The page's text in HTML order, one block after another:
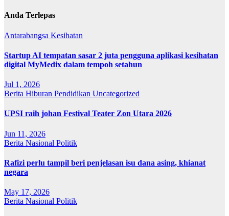
Anda Terlepas
Antarabangsa Kesihatan
Startup AI tempatan sasar 2 juta pengguna aplikasi kesihatan
digital MyMedix dalam tempoh setahun
Jul 1, 2026
Berita Hiburan Pendidikan Uncategorized
UPSI raih johan Festival Teater Zon Utara 2026
Jun 11, 2026
Berita Nasional Politik
Rafizi perlu tampil beri penjelasan isu dana asing, khianat
negara
May 17, 2026
Berita Nasional Politik